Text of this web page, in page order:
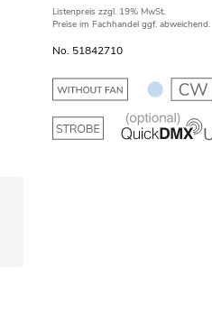
Listenpreis zzgl. 19% MwSt.
Preise im Fachhandel ggf. abweichend.
No. 51842710